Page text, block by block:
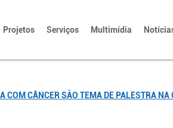
Projetos Serviços Multimídia
COM CÂNCER SÃO TEMA DE PALESTRA